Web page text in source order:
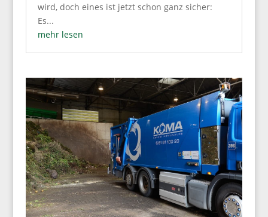
wird, doch eines ist jetzt schon ganz sicher:
Es...
mehr lesen